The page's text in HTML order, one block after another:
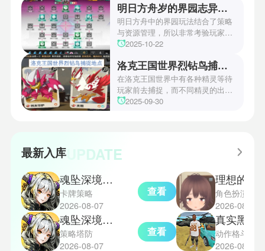
机关破谜范式第四关通关方法，助
玩家们能够顺利通关！有兴趣的玩
家们快来一起看看吧！
明日方舟岁的界园志异攻略
明日方舟中的界园玩法结合了策略
与资源管理，所以非常考验玩家的
操作和规划能力。游戏里拥有先
丰富多样的角色体系足以满足不同
战术需求。电表倒转是界园中的核
心挑战之一，玩家需合理利用通宝
和特殊钱币进行资源转换。明日方
乐趣和探索深度，丰富了玩家的游
2025-10-22
洛克王国世界烈钻鸟捕捉地点
在洛克王国世界中有各种精灵等待
玩家前去捕捉，而不同精灵的出现
地点和捕捉方式也各不相同。有少
2025-09-30
最新入库UPDATE
魂坠深境国际服
卡牌策略
2026-08-07
查看
魂坠深境国际版
策略塔防
2026-08-07
查看
角色扮演
2026-08-07
动作格斗
2026-08-07